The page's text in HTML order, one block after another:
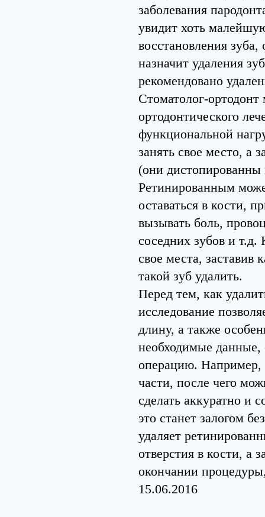
заболевания
увидит хоть
восстановления
назначит удаления
рекомендовано
Стоматолог-ортодонт
ортодонтического
функциональной
занять свое место, а
(они
Ретинированным
оставаться в кости,
вызывать боль,
соседних зубов и т.д.
свое места, заставив
такой зуб удалить.
Перед тем, как
исследование
длину, а также
необходимые данные,
операцию. Например,
части, после чего
сделать аккуратно и
это станет залогом
удаляет
отверстия в кости, а
окончании
15.06.2016